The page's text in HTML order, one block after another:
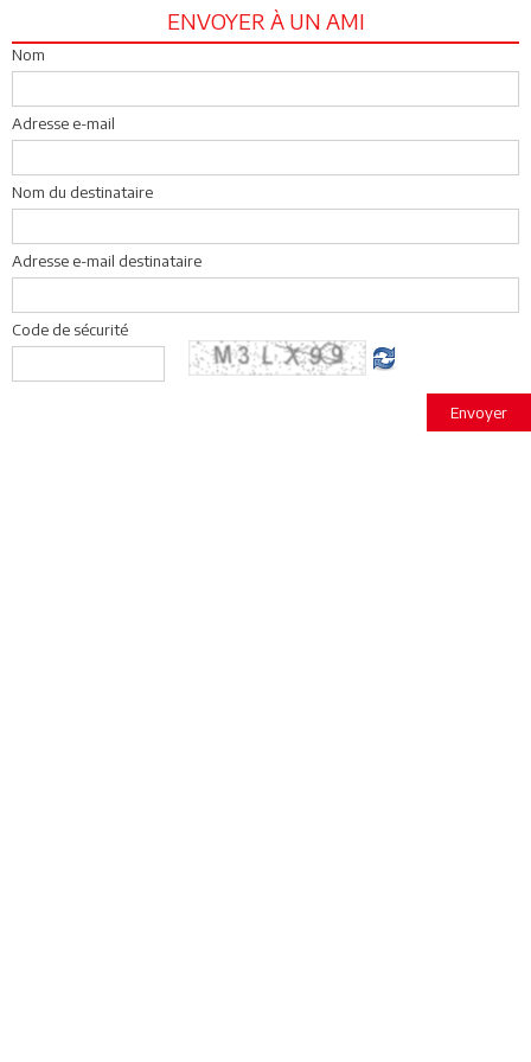
ENVOYER À UN AMI
Nom
Adresse e-mail
Nom du destinataire
Adresse e-mail destinataire
Code de sécurité
Envoyer